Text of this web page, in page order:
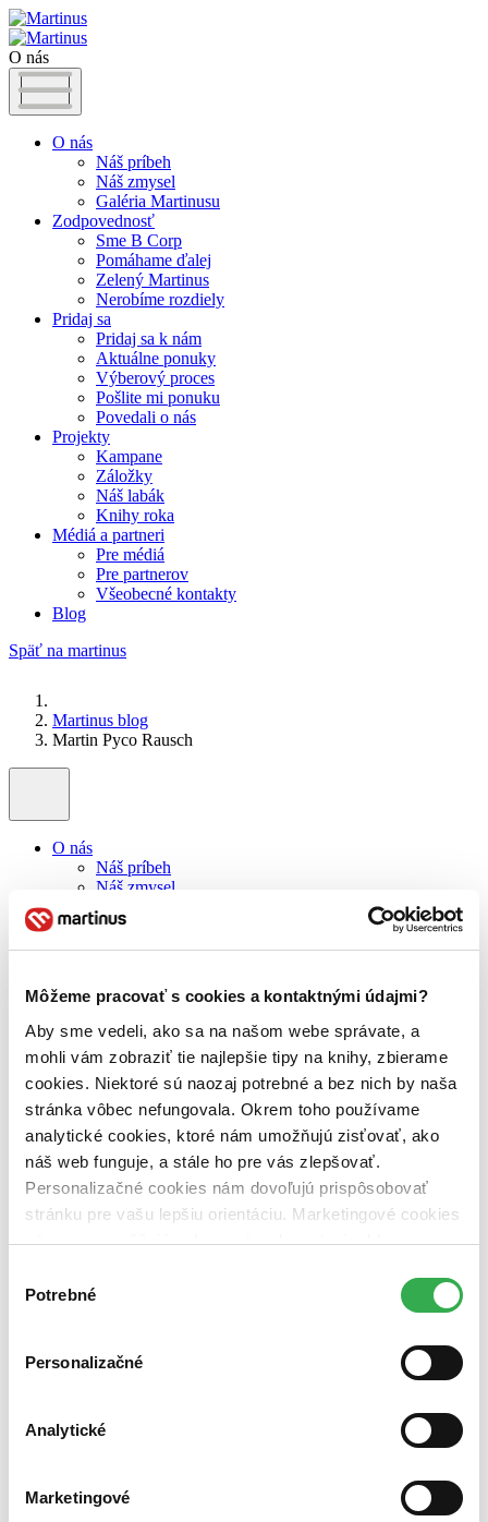
Môžeme pracovať s cookies a kontaktnými údajmi?
Aby sme vedeli, ako sa na našom webe správate, a
mohli vám zobraziť tie najlepšie tipy na knihy, zbierame
cookies. Niektoré sú naozaj potrebné a bez nich by naša
stránka vôbec nefungovala. Okrem toho používame
analytické cookies, ktoré nám umožňujú zisťovať, ako
náš web funguje, a stále ho pre vás zlepšovať.
Personalizačné cookies nám dovoľujú prispôsobovať
stránku pre vašu lepšiu orientáciu. Marketingové cookies
nám zas umožňujú zobrazenie relevantnej reklamy.
nám pomohlo, keby sme mohli používať všetky tieto
súhlasu
Potrebné
Personalizačné
Analytické
Marketingové
O nás
O nás
Náš príbeh
Náš zmysel
Galéria Martinusu
Zodpovednosť
Sme B Corp
Pomáhame ďalej
Zelený Martinus
Nerobíme rozdiely
Pridaj sa
Pridaj sa k nám
Aktuálne ponuky
Výberový proces
Pošlite mi ponuku
Povedali o nás
Projekty
Kampane
Záložky
Náš labák
Knihy roka
Médiá a partneri
Pre médiá
Pre partnerov
Všeobecné kontakty
Blog
Späť na martinus
Martinus blog
Martin Pyco Rausch
O nás
Náš príbeh
Náš zmysel
Galéria Martinusu
Zodpovednosť
Sme B Corp
Zelený Martinus
Nerobíme rozdiely
Pridaj sa
Pridaj sa k nám
Aktuálne ponuky
Výberový proces
Pošlite mi ponuku
Povedali o nás
Projekty
Kampane
Záložky
Knihy roka
Médiá a partneri
Všetky články na tému: Martin Pyco Rausch